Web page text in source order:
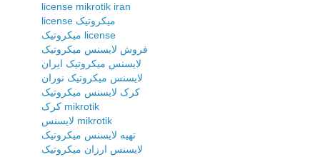
license mikrotik iran
license میکروتیک
میکروتیک license
فروش لایسنس میکروتیک
لایسنس میکروتیک ایران
لایسنس میکروتیک نوران
کرک لایسنس میکروتیک
کرک mikrotik
لایسنس mikrotik
تهیه لایسنس میکروتیک
لایسنس ارزان میکروتیک